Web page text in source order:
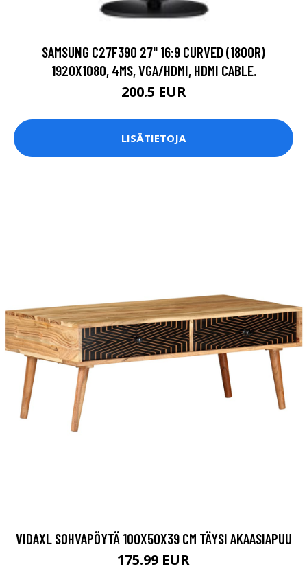
SAMSUNG C27F390 27" 16:9 CURVED (1800R)
1920X1080, 4MS, VGA/HDMI, HDMI CABLE.
200.5 EUR
LISÄTIETOJA
VIDAXL SOHVAPÖYTÄ 100X50X39 CM TÄYSI AKAASIAPUU
175.99 EUR